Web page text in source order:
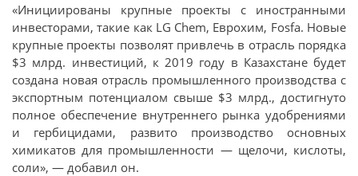
«Инициированы крупные проекты с иностранными
инвесторами, такие как LG Chem, Еврохим, Fosfa. Новые
крупные проекты позволят привлечь в отрасль порядка
$3 млрд. инвестиций, к 2019 году в Казахстане будет
создана новая отрасль промышленного производства с
экспортным потенциалом свыше $3 млрд., достигнуто
полное обеспечение внутреннего рынка удобрениями
и гербицидами, развито производство основных
химикатов для промышленности — щелочи, кислоты,
соли», — добавил он.